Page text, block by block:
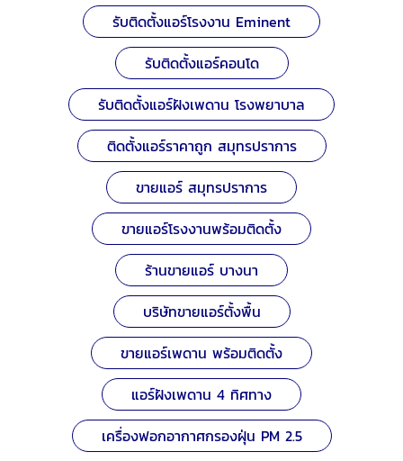
รับติดตั้งแอร์โรงงาน Eminent
รับติดตั้งแอร์คอนโด
รับติดตั้งแอร์ฝังเพดาน โรงพยาบาล
ติดตั้งแอร์ราคาถูก สมุทรปราการ
ขายแอร์ สมุทรปราการ
ขายแอร์โรงงานพร้อมติดตั้ง
ร้านขายแอร์ บางนา
บริษัทขายแอร์ตั้งพื้น
ขายแอร์เพดาน พร้อมติดตั้ง
แอร์ฝังเพดาน 4 ทิศทาง
เครื่องฟอกอากาศกรองฝุ่น PM 2.5